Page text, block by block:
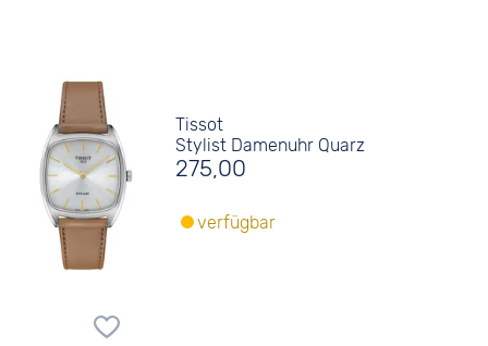
Tissot
Stylist Damenuhr Quarz
275,00
verfügbar